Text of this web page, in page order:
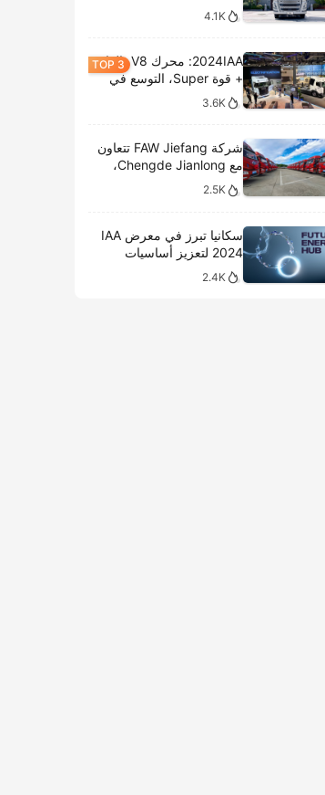
4.1K
2024IAA: محرك V8، الغاز
+ قوة Super، التوسع في
الطرازات الكهربائية،
وتحليل المعروضات الداخلية
3.6K
شركة FAW Jiefang تتعاون
مع Chengde Jianlong،
وتكشف النقاب عن تسليم
2.5K
سكانيا تبرز في معرض IAA
2024 لتعزيز أساسيات
النقل المستدام
2.4K